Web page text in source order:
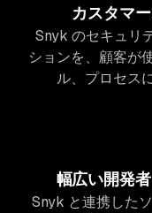
カスタマ
Snyk のセキュリ
ションを、顧客が
ル、プロセス
幅広い開発
Snyk と連携した